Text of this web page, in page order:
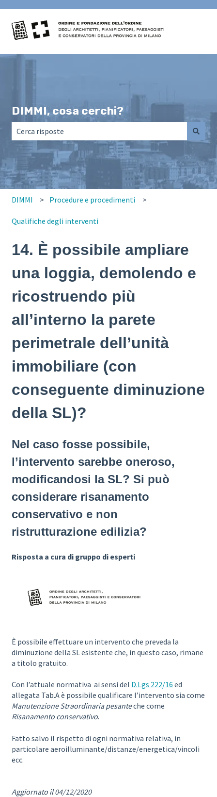
DIMMI, cosa cerchi?
Non sono presenti suggerimenti perché il campo di
DIMMI Procedure e procedimenti
Qualifiche degli interventi
14. È possibile ampliare
una loggia, demolendo e
ricostruendo più
all’interno la parete
perimetrale dell’unità
immobiliare (con
conseguente diminuzione
della SL)?
Nel caso fosse possibile,
l’intervento sarebbe oneroso,
modificandosi la SL? Si può
considerare risanamento
conservativo e non
ristrutturazione edilizia?
Risposta a cura di gruppo di esperti
È possibile effettuare un intervento che preveda la
diminuzione della SL esistente che, in questo caso, rimane
a titolo gratuito.
Con l’attuale normativa ai sensi del D.Lgs 222/16 ed
allegata Tab.A è possibile qualificare l’intervento sia come
Manutenzione Straordinaria pesanteche come
Risanamento conservativo.
Fatto salvo il rispetto di ogni normativa relativa, in
particolare aeroilluminante/distanze/energetica/vincoli
ecc.
Aggiornato il 04/12/2020